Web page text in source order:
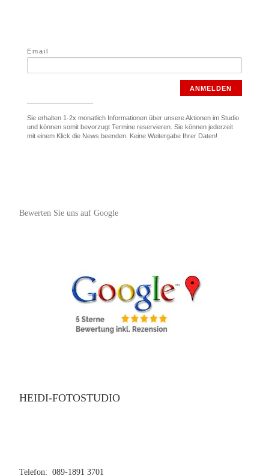
Email
ANMELDEN
Sie erhalten 1-2x monatlich Informationen über unsere Aktionen im Studio
und können somit bevorzugt Termine reservieren. Sie können jederzeit
mit einem Klick die News beenden. Keine Weitergabe Ihrer Daten!
Bewerten Sie uns auf Google
HEIDI-FOTOSTUDIO
Telefon: 089-1891 3701